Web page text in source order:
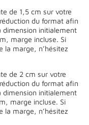
de 1,5 cm sur votre
du format afin
dimension initialement
marge incluse. Si
la marge, n’hésitez
de 2 cm sur votre
du format afin
dimension initialement
marge incluse. Si
la marge, n’hésitez